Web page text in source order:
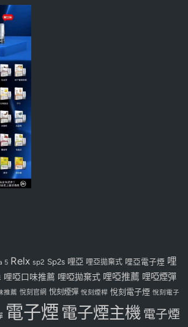
5 Relx sp2 Sp2s 哩亞 哩亞拋棄式 哩亞電子煙 哩
哩啞口味推薦 哩啞拋棄式 哩啞推薦 哩啞煙彈
推薦 悅刻官網 悅刻煙彈 悅刻煙桿 悅刻電子煙 悅刻電子
電子煙 電子煙主機 電子煙